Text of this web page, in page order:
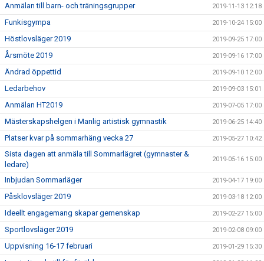
Anmälan till barn- och träningsgrupper 2019-11-13 12:18
Funkisgympa 2019-10-24 15:00
Höstlovsläger 2019 2019-09-25 17:00
Årsmöte 2019 2019-09-16 17:00
Ändrad öppettid 2019-09-10 12:00
Ledarbehov 2019-09-03 15:01
Anmälan HT2019 2019-07-05 17:00
Mästerskapshelgen i Manlig artistisk gymnastik 2019-06-25 14:40
Platser kvar på sommarhäng vecka 27 2019-05-27 10:42
Sista dagen att anmäla till Sommarlägret (gymnaster &
ledare)
2019-05-16 15:00
Inbjudan Sommarläger 2019-04-17 19:00
Påsklovsläger 2019 2019-03-18 12:00
Ideellt engagemang skapar gemenskap 2019-02-27 15:00
Sportlovsläger 2019 2019-02-08 09:00
Uppvisning 16-17 februari 2019-01-29 15:30